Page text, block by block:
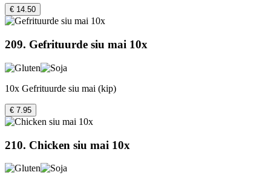
€ 14.50
209. Gefrituurde siu mai 10x
10x Gefrituurde siu mai (kip)
€ 7.95
210. Chicken siu mai 10x